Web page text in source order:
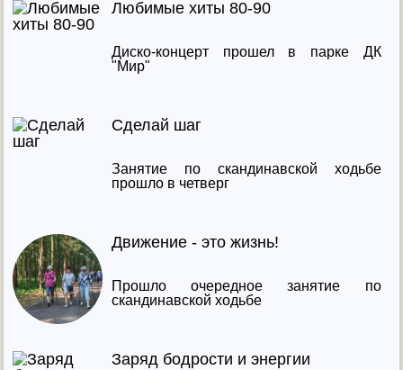
Любимые хиты 80-90
Диско-концерт прошел в парке ДК
"Мир"
Сделай шаг
Занятие по скандинавской ходьбе
прошло в четверг
Движение - это жизнь!
Прошло очередное занятие по
скандинавской ходьбе
Заряд бодрости и энергии